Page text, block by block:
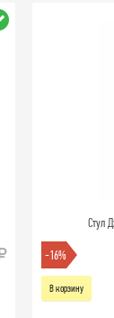
Стул
-16%
В корзину